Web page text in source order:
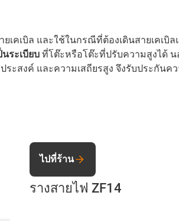
เคเบิล และใช้ในกรณีที่ต้องเดินสายเคเ
นระเบียบ ที่โต๊ะหรือโต๊ะที่ปรับความสูงได้ น
ะสงค์ และความเสถียรสูง จึงรับประกันค
รางสายไฟ ZF14
ไปที่ร้าน